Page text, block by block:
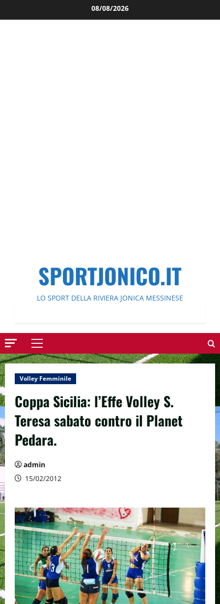
al
08/08/2026
SPORTJONICO.IT
LO SPORT DELLA RIVIERA JONICA MESSINESE
Menu
principale
Volley Femminile
Coppa Sicilia: l’Effe Volley S.
Teresa sabato contro il Planet
Pedara.
admin
15/02/2012